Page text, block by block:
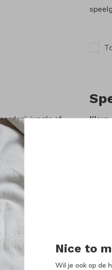
Nice to
Wil je ook op de
jungle of
mooie kleuren
Europees
Kleur